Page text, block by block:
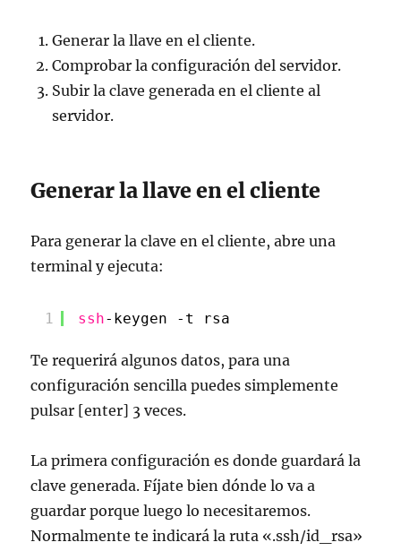
Generar la llave en el cliente.
Comprobar la configuración del servidor.
Subir la clave generada en el cliente al
servidor.
Generar la llave en el cliente
Para generar la clave en el cliente, abre una
terminal y ejecuta:
1 ssh-keygen -t rsa
Te requerirá algunos datos, para una
configuración sencilla puedes simplemente
pulsar [enter] 3 veces.
La primera configuración es donde guardará la
clave generada. Fíjate bien dónde lo va a
guardar porque luego lo necesitaremos.
Normalmente te indicará la ruta «.ssh/id_rsa»